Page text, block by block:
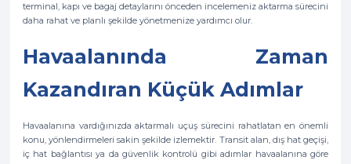
terminal, kapı ve bagaj detaylarını önceden incelemeniz aktarma sürecini
daha rahat ve planlı şekilde yönetmenize yardımcı olur.
Havaalanında Zaman
Kazandıran Küçük Adımlar
Havaalanına vardığınızda aktarmalı uçuş sürecini rahatlatan en önemli
konu, yönlendirmeleri sakin şekilde izlemektir. Transit alan, dış hat geçişi,
iç hat bağlantısı ya da güvenlik kontrolü gibi adımlar havaalanına göre